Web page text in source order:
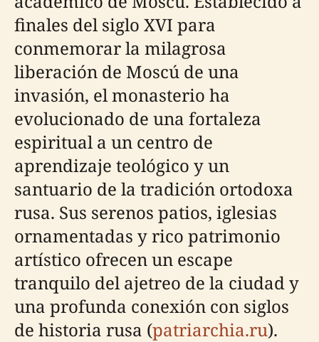
finales del siglo XVI para
conmemorar la milagrosa
liberación de Moscú de una
invasión, el monasterio ha
evolucionado de una fortaleza
espiritual a un centro de
aprendizaje teológico y un
santuario de la tradición ortodoxa
rusa. Sus serenos patios, iglesias
ornamentadas y rico patrimonio
artístico ofrecen un escape
tranquilo del ajetreo de la ciudad y
una profunda conexión con siglos
de historia rusa (patriarchia.ru).